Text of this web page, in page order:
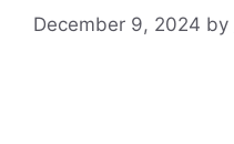
December 9, 2024 by